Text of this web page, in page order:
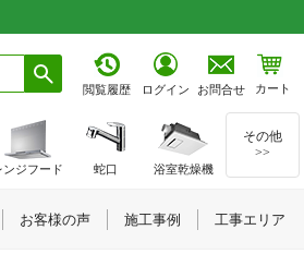
閲覧履歴 ログイン お問合せ カート
ンジフード 蛇口 浴室乾燥機
その他
>>
お客様の声 施工事例 工事エリア